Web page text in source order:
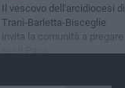
Il vescovo dell'arcidiocesi di
Trani-Barletta-Bisceglie
invita la comunità a pregare
per il Papa